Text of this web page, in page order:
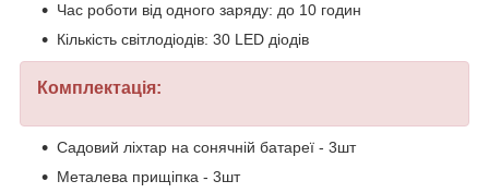
Час роботи від одного заряду: до 10 годин
Кількість світлодіодів: 30 LED діодів
Комплектація:
Садовий ліхтар на сонячній батареї - 3шт
Металева прищіпка - 3шт